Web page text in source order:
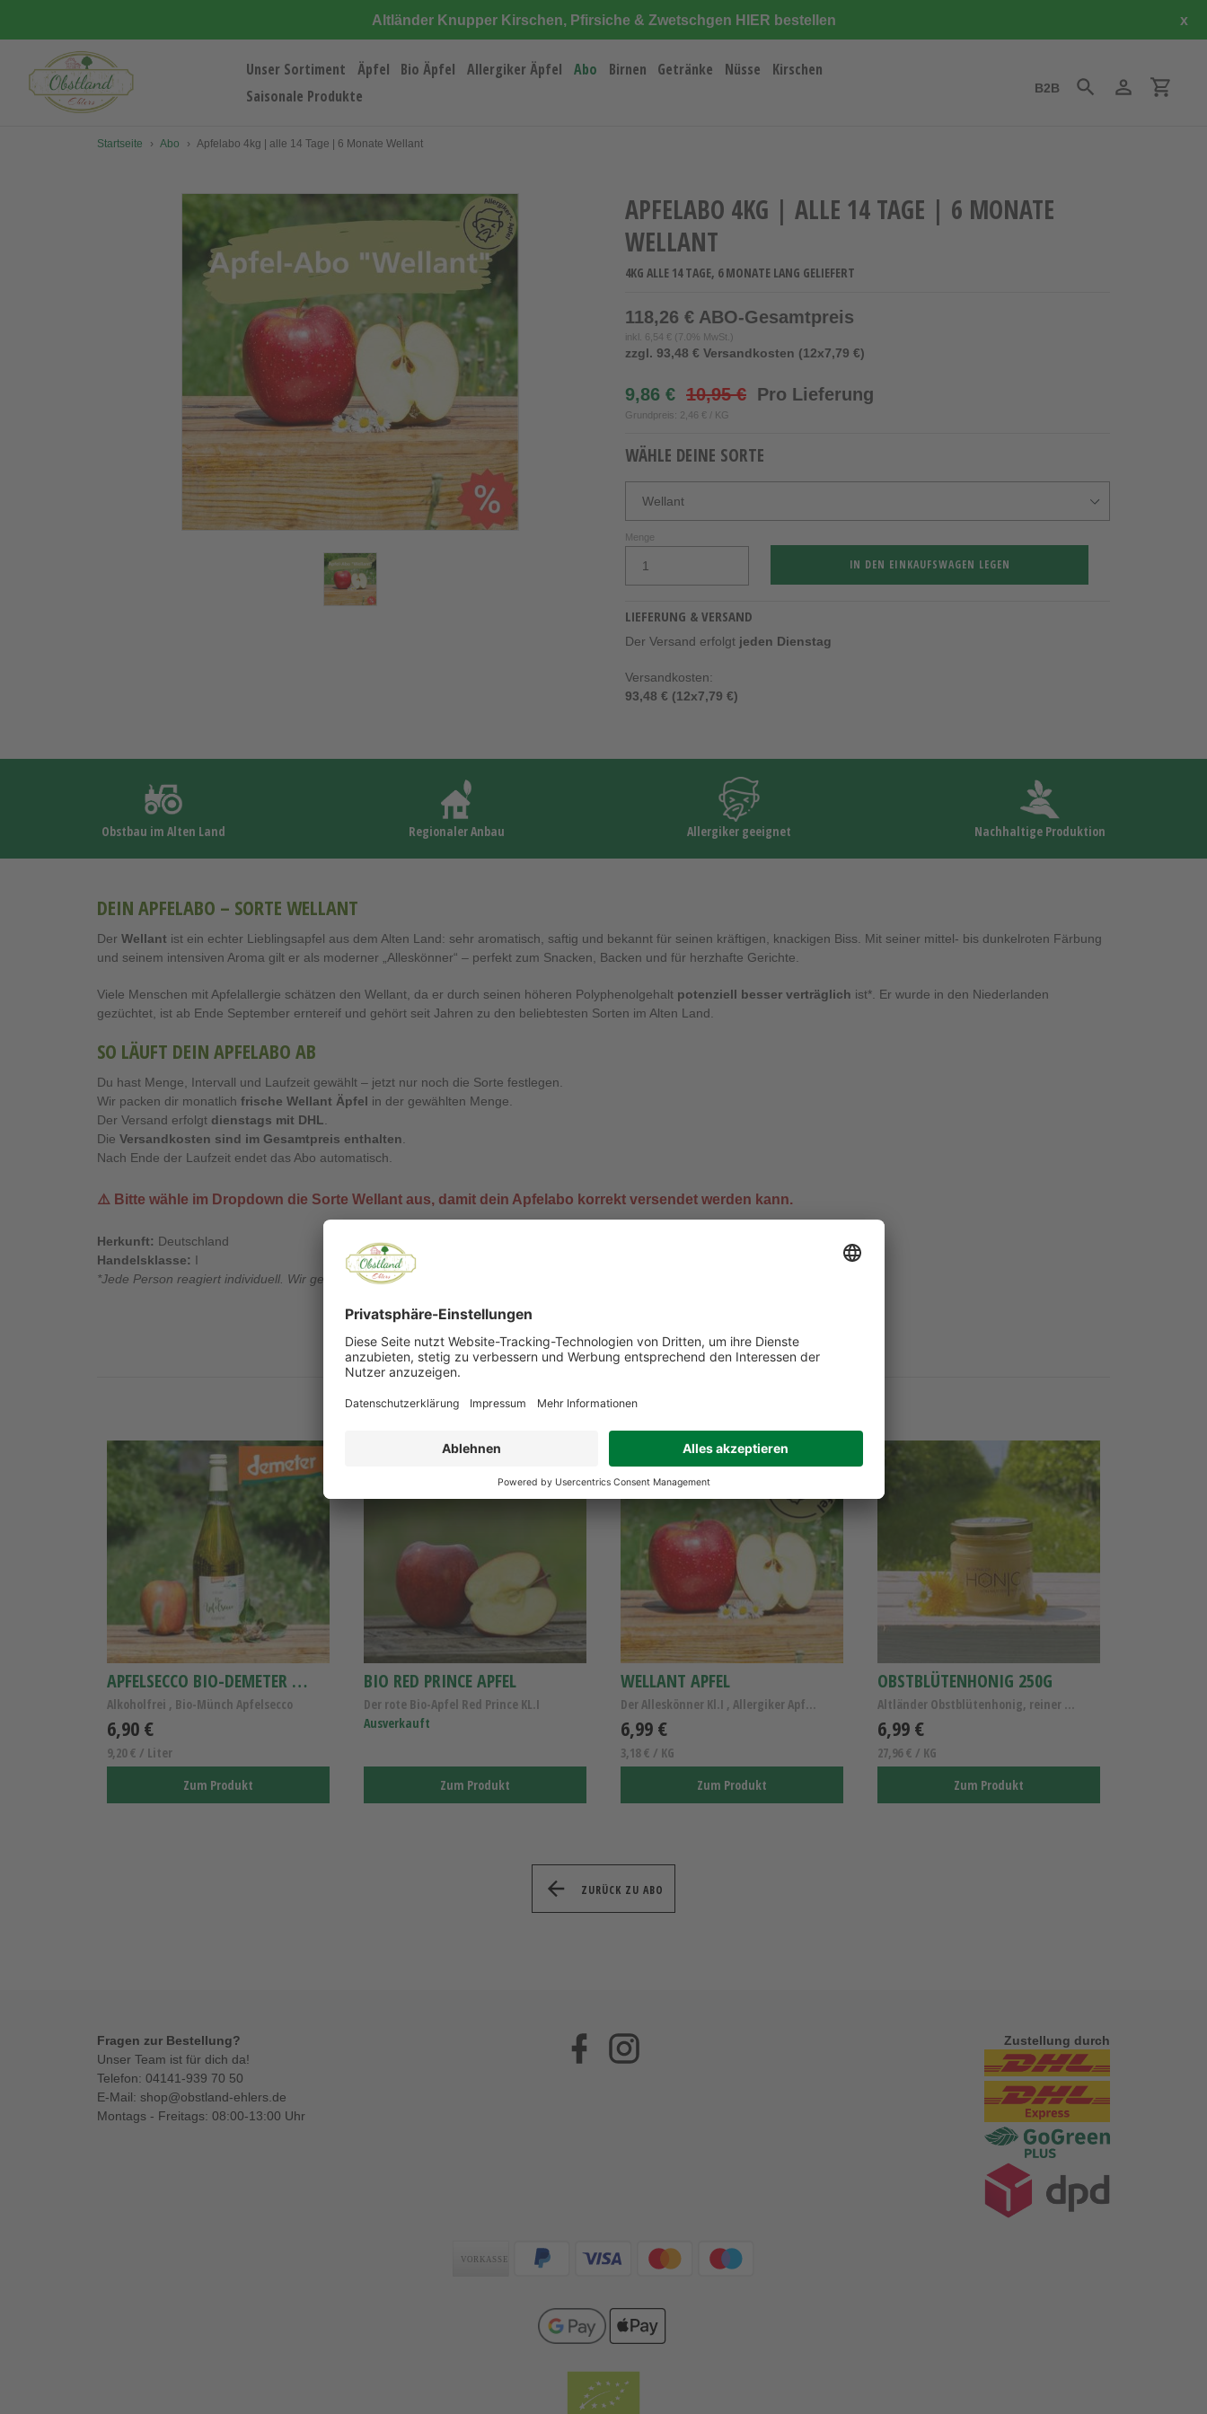
Altländer Knupper Kirschen, Pfirsiche & Zwetschgen HIER bestellen x
Unser Sortiment Äpfel Bio Äpfel Allergiker Äpfel Abo Birnen Getränke Nüsse
Kirschen
Saisonale Produkte
B2B SuchenEinloggen
Startseite › Abo › Apfelabo 4kg | alle 14 Tage | 6 Monate Wellant
APFELABO 4KG | ALLE 14 TAGE | 6 MONATE
WELLANT
4KG ALLE 14 TAGE, 6 MONATE LANG GELIEFERT
118,26 € ABO-Gesamtpreis
inkl. 6,54 € (7.0% MwSt.)
zzgl. 93,48 € Versandkosten (12x7,79 €)
9,86 € 10,95 € Pro Lieferung
Grundpreis: 2,46 € / KG
WÄHLE DEINE SORTE
Menge
IN DEN EINKAUFSWAGEN LEGEN
LIEFERUNG & VERSAND
Der Versand erfolgt jeden Dienstag
Versandkosten:
93,48 € (12x7,79 €)
Obstbau im Alten Land Regionaler Anbau Allergiker geeignet Nachhaltige Produktion
DEIN APFELABO – SORTE WELLANT
Der Wellant ist ein echter Lieblingsapfel aus dem Alten Land: sehr aromatisch, saftig und bekannt für seinen kräftigen, knackigen Biss. Mit seiner mittel- bis dunkelroten Färbung
und seinem intensiven Aroma gilt er als moderner „Alleskönner“ – perfekt zum Snacken, Backen und für herzhafte Gerichte.
Viele Menschen mit Apfelallergie schätzen den Wellant, da er durch seinen höheren Polyphenolgehalt potenziell besser verträglich ist*. Er wurde in den Niederlanden
gezüchtet, ist ab Ende September erntereif und gehört seit Jahren zu den beliebtesten Sorten im Alten Land.
SO LÄUFT DEIN APFELABO AB
Du hast Menge, Intervall und Laufzeit gewählt – jetzt nur noch die Sorte festlegen.
Wir packen dir monatlich frische Wellant Äpfel in der gewählten Menge.
Der Versand erfolgt dienstags mit DHL.
Die Versandkosten sind im Gesamtpreis enthalten.
Nach Ende der Laufzeit endet das Abo automatisch.
⚠️ Bitte wähle im Dropdown die Sorte Wellantaus, damit dein Apfelabo korrekt versendet werden kann.
Herkunft: Deutschland
Handelsklasse: I
*Jede Person reagiert individuell. Wir geben keine Garantie auf Verträglichkeit.
APFELSECCO BIO-DEMETER 0,75L
Alkoholfrei , Bio-Münch Apfelsecco
6,90 €
9,20 € / Liter
Zum Produkt
BIO RED PRINCE APFEL
Der rote Bio-Apfel Red Prince KL.I
Ausverkauft
Zum Produkt
WELLANT APFEL
Der Alleskönner Kl.I , Allergiker Apfel Wellant
6,99 €
3,18 € / KG
Zum Produkt
OBSTBLÜTENHONIG 250G
Altländer Obstblütenhonig, reiner Obstblütenhonig,...
6,99 €
27,96 € / KG
Zum Produkt
ZURÜCK ZU ABO
Fragen zur Bestellung?
Unser Team ist für dich da!
Telefon: 04141-939 70 50
E-Mail: shop@obstland-ehlers.de
Montags - Freitags: 08:00-13:00 Uhr
Facebook Zustellung durch
Zahlungsarten